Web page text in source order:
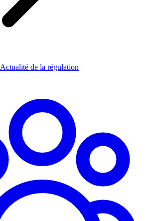
Actualité de la régulation